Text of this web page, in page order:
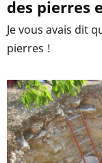
des pierres
Je vous avais dit
pierres !